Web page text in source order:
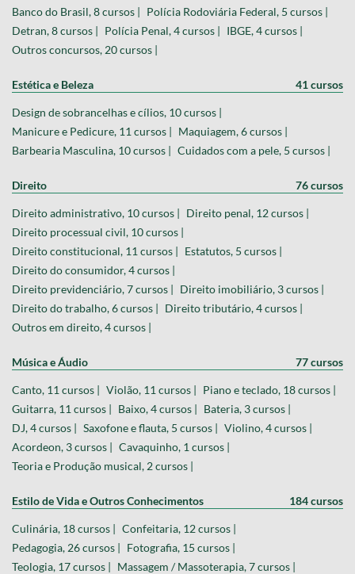
Banco do Brasil, 8 cursos | Polícia Rodoviária Federal, 5 cursos |
Detran, 8 cursos | Polícia Penal, 4 cursos | IBGE, 4 cursos |
Outros concursos, 20 cursos |
Estética e Beleza 41 cursos
Design de sobrancelhas e cílios, 10 cursos |
Manicure e Pedicure, 11 cursos | Maquiagem, 6 cursos |
Barbearia Masculina, 10 cursos | Cuidados com a pele, 5 cursos |
Direito 76 cursos
Direito administrativo, 10 cursos | Direito penal, 12 cursos |
Direito processual civil, 10 cursos |
Direito constitucional, 11 cursos | Estatutos, 5 cursos |
Direito do consumidor, 4 cursos |
Direito previdenciário, 7 cursos | Direito imobiliário, 3 cursos |
Direito do trabalho, 6 cursos | Direito tributário, 4 cursos |
Outros em direito, 4 cursos |
Música e Áudio 77 cursos
Canto, 11 cursos | Violão, 11 cursos | Piano e teclado, 18 cursos |
Guitarra, 11 cursos | Baixo, 4 cursos | Bateria, 3 cursos |
DJ, 4 cursos | Saxofone e flauta, 5 cursos | Violino, 4 cursos |
Acordeon, 3 cursos | Cavaquinho, 1 cursos |
Teoria e Produção musical, 2 cursos |
Estilo de Vida e Outros Conhecimentos 184 cursos
Culinária, 18 cursos | Confeitaria, 12 cursos |
Pedagogia, 26 cursos | Fotografia, 15 cursos |
Teologia, 17 cursos | Massagem / Massoterapia, 7 cursos |